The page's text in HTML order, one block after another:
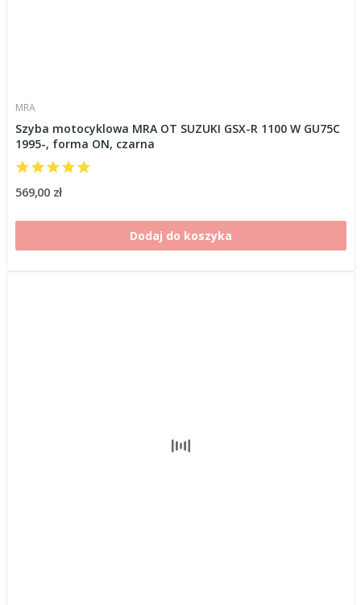
MRA
Szyba motocyklowa MRA OT SUZUKI GSX-R 1100 W GU75C
1995-, forma ON, czarna
569,00 zł
Dodaj do koszyka